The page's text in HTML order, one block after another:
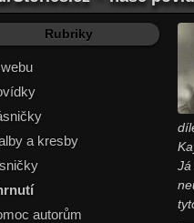
Rubriky
a kresby
autorům